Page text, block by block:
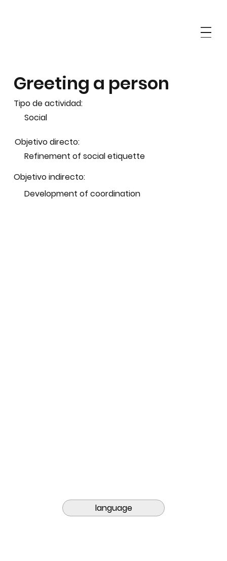
Greeting a person
Tipo de actividad:
Social
Objetivo directo:
Refinement of social etiquette
Objetivo indirecto:
Development of coordination
language